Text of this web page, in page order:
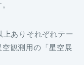
ありそれぞれテー
観測用の「星空展